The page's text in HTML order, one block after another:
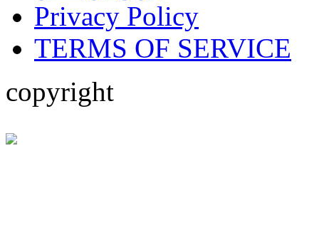
Privacy Policy
TERMS OF SERVICE
copyright